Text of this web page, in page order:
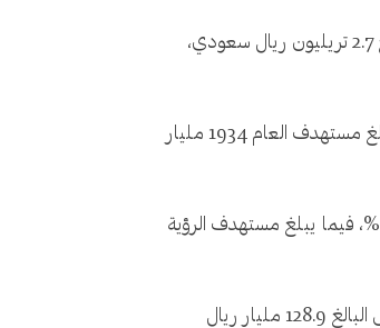
فيما سجَّل التصنيف العالمي من حيث الناتج المحلي الإجمالي للمملكة قيمة بلغت 2.96 تريليون ريال سعودي، مقارنة بخط الأساس البالغ 2.7 تريليون ريال سعودي،
ووصلت قيمة الناتج المحلي الإجمالي غير النفطي إلى 1.9 تريليون ريال سعودي، مقارنة بخط الأساس البالغ 1.5 تريليون ريال سعودي، ويبلغ مستهدف العام 1934 مليار
فيما بلغت مساهمة القطاع الخاص في إجمالي الناتج المحلي 45%، محققًا مستهدف العام البالغ 45%، ومقارنة بخط الأساس البالغ 40.3%، فيما يبلغ مستهدف الرؤية
وبشأن إجمالي قيمة الصادرات التراكمي للصناعات المرتبطة بالنفط والغاز، فقد بلغت 605.43 مليارات ريال سعودي، مقارنة بخط الأساس البالغ 128.9 مليار ريال